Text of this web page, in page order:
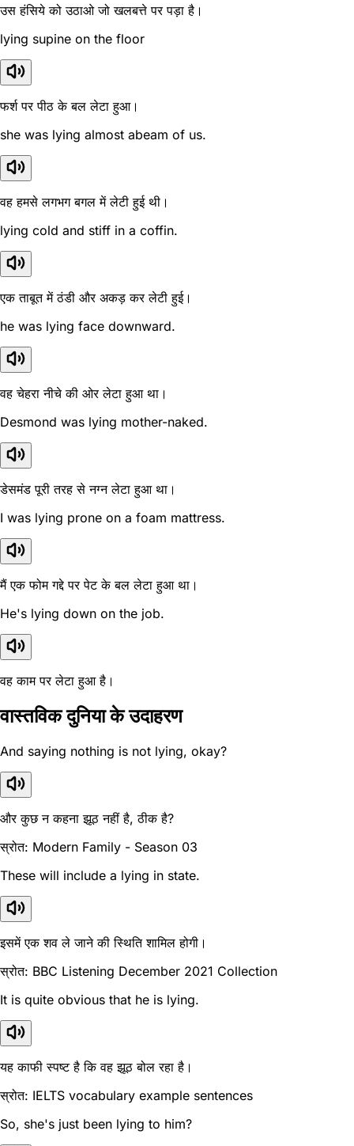
उस हंसिये को उठाओ जो खलबत्ते पर पड़ा है।
lying supine on the floor
फर्श पर पीठ के बल लेटा हुआ।
she was lying almost abeam of us.
वह हमसे लगभग बगल में लेटी हुई थी।
lying cold and stiff in a coffin.
एक ताबूत में ठंडी और अकड़ कर लेटी हुई।
he was lying face downward.
वह चेहरा नीचे की ओर लेटा हुआ था।
Desmond was lying mother-naked.
डेसमंड पूरी तरह से नग्न लेटा हुआ था।
I was lying prone on a foam mattress.
मैं एक फोम गद्दे पर पेट के बल लेटा हुआ था।
He's lying down on the job.
वह काम पर लेटा हुआ है।
वास्तविक दुनिया के उदाहरण
And saying nothing is not lying, okay?
और कुछ न कहना झूठ नहीं है, ठीक है?
स्रोत: Modern Family - Season 03
These will include a lying in state.
इसमें एक शव ले जाने की स्थिति शामिल होगी।
स्रोत: BBC Listening December 2021 Collection
It is quite obvious that he is lying.
यह काफी स्पष्ट है कि वह झूठ बोल रहा है।
स्रोत: IELTS vocabulary example sentences
So, she's just been lying to him?